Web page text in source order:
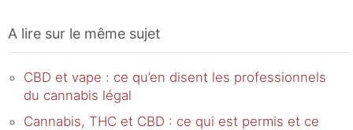
A lire sur le même sujet
CBD et vape : ce qu’en disent les professionnels
du cannabis légal
Cannabis, THC et CBD : ce qui est permis et ce